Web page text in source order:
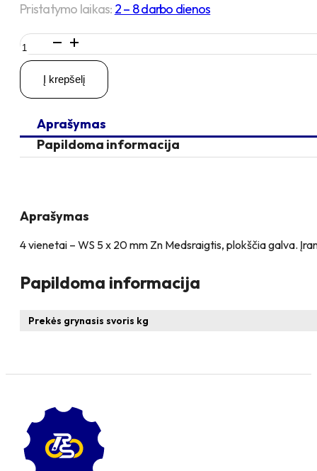
Pristatymo laikas: 2 – 8 darbo dienos
produkto
kiekis:
4
vienetai
–
x
20
Į krepšelį
Aprašymas
Papildoma informacija
Aprašymas
4 vienetai – WS 5 x 20 mm Zn Medsraigtis, plokščia galva.
Papildoma informacija
Prekės grynasis svoris kg